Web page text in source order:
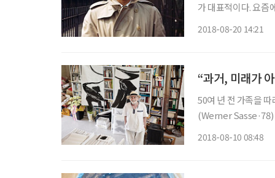
가 대표적이다. 요즘
2018-08-20 14:21
“과거, 미래가
50여 년 전 가족을
(Werner Sasse·78)
2018-08-10 08:48